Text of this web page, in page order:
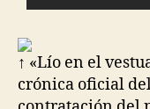
↑ «Lío en el
crónica oficial